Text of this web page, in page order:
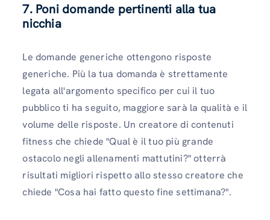
7. Poni domande pertinenti alla tua
nicchia
Le domande generiche ottengono risposte
generiche. Più la tua domanda è strettamente
legata all'argomento specifico per cui il tuo
pubblico ti ha seguito, maggiore sarà la qualità e il
volume delle risposte. Un creatore di contenuti
fitness che chiede "Qual è il tuo più grande
ostacolo negli allenamenti mattutini?" otterrà
risultati migliori rispetto allo stesso creatore che
chiede "Cosa hai fatto questo fine settimana?".